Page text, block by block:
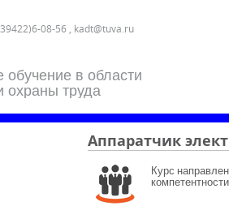
08-56 , kadt@tuva.ru
обучение в области
охраны труда
Аппаратчик
Курс